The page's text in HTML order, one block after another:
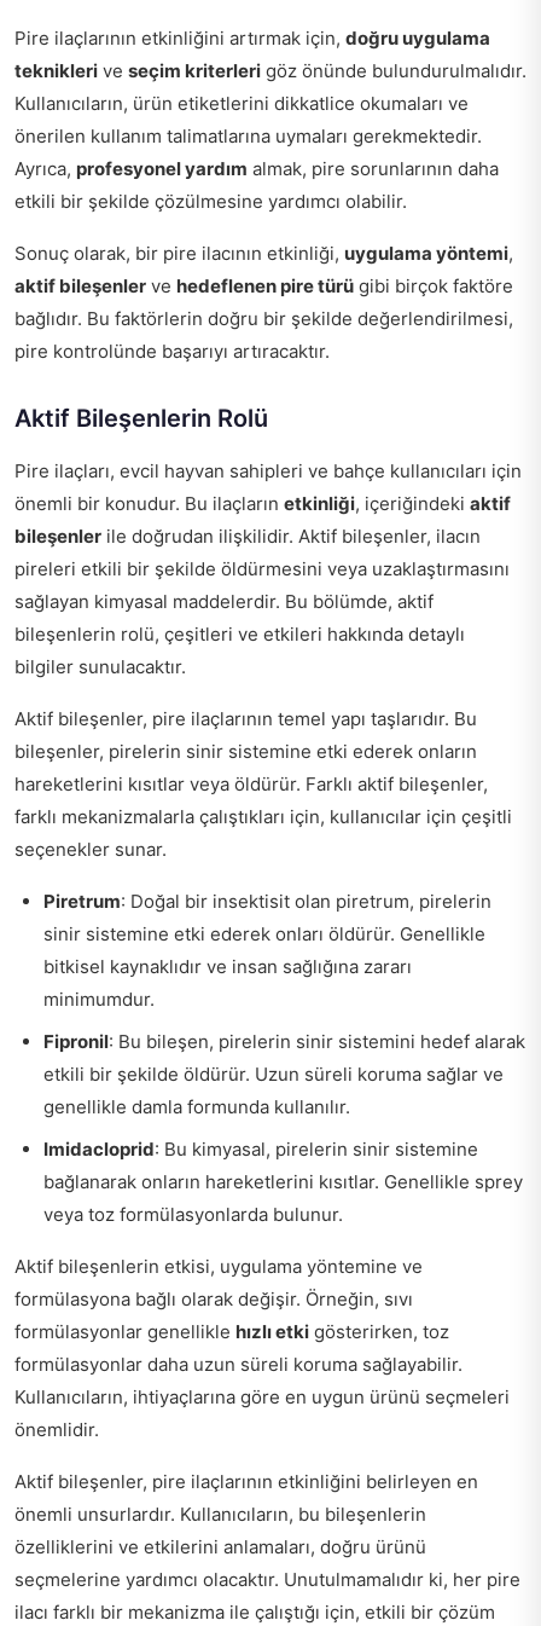
Pire ilaçlarının etkinliğini artırmak için, doğru uygulama
teknikleri ve seçim kriterleri göz önünde bulundurulmalıdır.
Kullanıcıların, ürün etiketlerini dikkatlice okumaları ve
önerilen kullanım talimatlarına uymaları gerekmektedir.
Ayrıca, profesyonel yardım almak, pire sorunlarının daha
etkili bir şekilde çözülmesine yardımcı olabilir.
Sonuç olarak, bir pire ilacının etkinliği, uygulama yöntemi,
aktif bileşenler ve hedeflenen pire türü gibi birçok faktöre
bağlıdır. Bu faktörlerin doğru bir şekilde değerlendirilmesi,
pire kontrolünde başarıyı artıracaktır.
Aktif Bileşenlerin Rolü
Pire ilaçları, evcil hayvan sahipleri ve bahçe kullanıcıları için
önemli bir konudur. Bu ilaçların etkinliği, içeriğindeki aktif
bileşenler ile doğrudan ilişkilidir. Aktif bileşenler, ilacın
pireleri etkili bir şekilde öldürmesini veya uzaklaştırmasını
sağlayan kimyasal maddelerdir. Bu bölümde, aktif
bileşenlerin rolü, çeşitleri ve etkileri hakkında detaylı
bilgiler sunulacaktır.
Aktif bileşenler, pire ilaçlarının temel yapı taşlarıdır. Bu
bileşenler, pirelerin sinir sistemine etki ederek onların
hareketlerini kısıtlar veya öldürür. Farklı aktif bileşenler,
farklı mekanizmalarla çalıştıkları için, kullanıcılar için çeşitli
seçenekler sunar.
Piretrum: Doğal bir insektisit olan piretrum, pirelerin
sinir sistemine etki ederek onları öldürür. Genellikle
bitkisel kaynaklıdır ve insan sağlığına zararı
minimumdur.
Fipronil: Bu bileşen, pirelerin sinir sistemini hedef alarak
etkili bir şekilde öldürür. Uzun süreli koruma sağlar ve
genellikle damla formunda kullanılır.
Imidacloprid: Bu kimyasal, pirelerin sinir sistemine
bağlanarak onların hareketlerini kısıtlar. Genellikle sprey
veya toz formülasyonlarda bulunur.
Aktif bileşenlerin etkisi, uygulama yöntemine ve
formülasyona bağlı olarak değişir. Örneğin, sıvı
formülasyonlar genellikle hızlı etki gösterirken, toz
formülasyonlar daha uzun süreli koruma sağlayabilir.
Kullanıcıların, ihtiyaçlarına göre en uygun ürünü seçmeleri
önemlidir.
Aktif bileşenler, pire ilaçlarının etkinliğini belirleyen en
önemli unsurlardır. Kullanıcıların, bu bileşenlerin
özelliklerini ve etkilerini anlamaları, doğru ürünü
seçmelerine yardımcı olacaktır. Unutulmamalıdır ki, her pire
ilacı farklı bir mekanizma ile çalıştığı için, etkili bir çözüm